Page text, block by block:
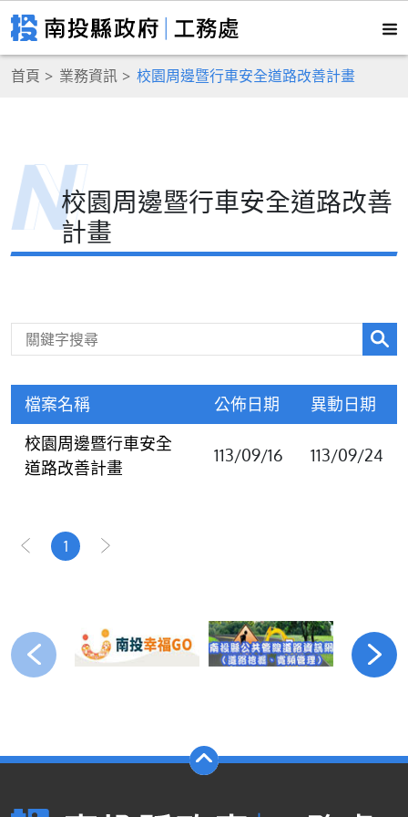
首頁 業務資訊 校園周邊暨行車安全道路改善計畫
校園周邊暨行車安全道路改善
計畫
檔案名稱 公佈日期
異動日期
校園周邊暨行車安全
道路改善計畫
113/09/16 113/09/24
1